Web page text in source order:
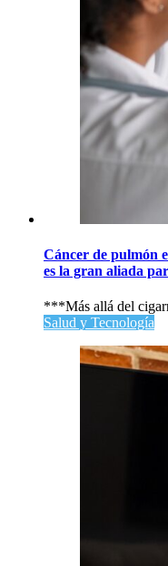
Cáncer de pulmón
es la gran aliada
***Más allá del
Salud y Tecnología